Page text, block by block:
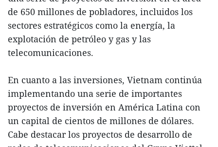
de 650 millones de pobladores, incluidos los
sectores estratégicos como la energía, la
explotación de petróleo y gas y las
telecomunicaciones.
En cuanto a las inversiones, Vietnam continúa
implementando una serie de importantes
proyectos de inversión en América Latina con
un capital de cientos de millones de dólares.
Cabe destacar los proyectos de desarrollo de